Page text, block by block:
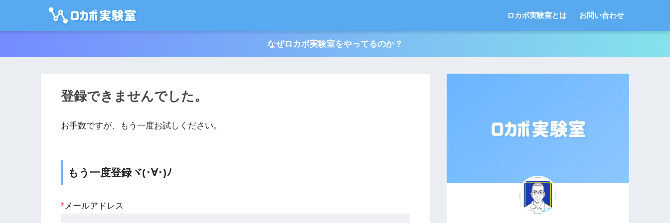
ロカボ実験室とは お問い合わせ
なぜロカボ実験室をやってるのか？
登録できませんでした。
お手数ですが、もう一度お試しください。
もう一度登録ヾ(･∀･)ﾉ
*メールアドレス